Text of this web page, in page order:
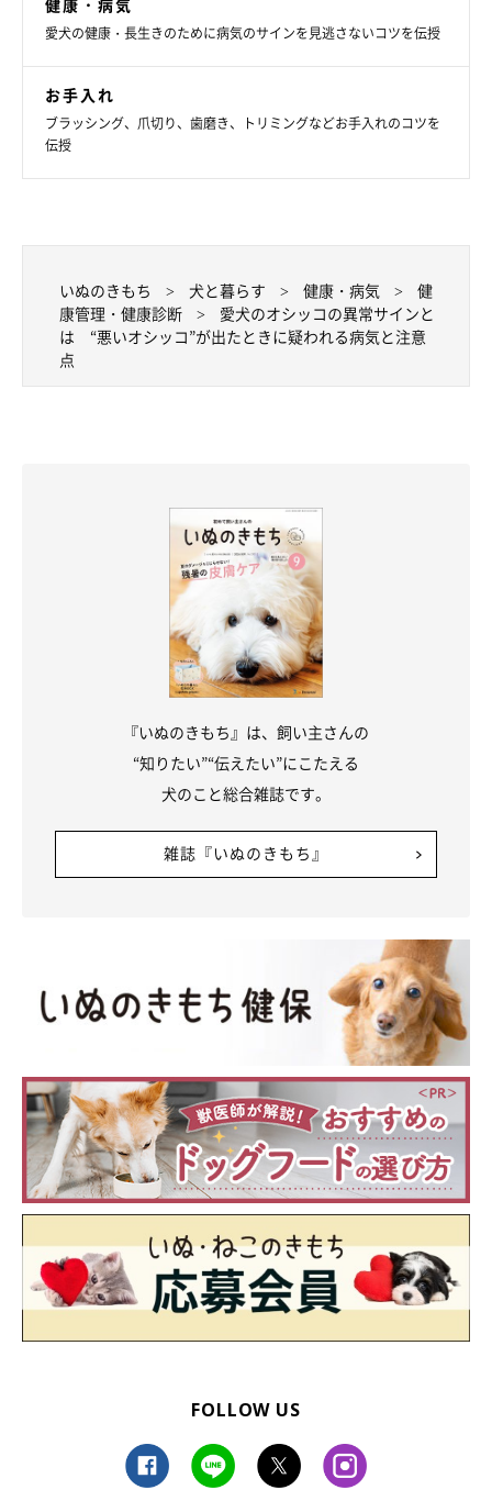
健康・病気
愛犬の健康・長生きのために病気のサインを見逃さないコツを伝授
お手入れ
ブラッシング、爪切り、歯磨き、トリミングなどお手入れのコツを
伝授
いぬのきもち 犬と暮らす 健康・病気
健
康管理・健康診断
愛犬のオシッコの異常サインと
は “悪いオシッコ”が出たときに疑われる病気と注意
点
『いぬのきもち』は、飼い主さんの
“知りたい”“伝えたい”にこたえる
犬のこと総合雑誌です。
雑誌『いぬのきもち』
FOLLOW US